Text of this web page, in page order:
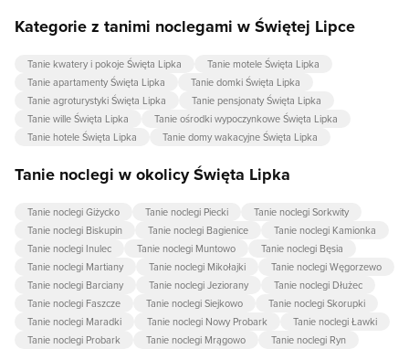
Kategorie z tanimi noclegami w Świętej Lipce
Tanie kwatery i pokoje Święta Lipka
Tanie motele Święta Lipka
Tanie apartamenty Święta Lipka
Tanie domki Święta Lipka
Tanie agroturystyki Święta Lipka
Tanie pensjonaty Święta Lipka
Tanie wille Święta Lipka
Tanie ośrodki wypoczynkowe Święta Lipka
Tanie hotele Święta Lipka
Tanie domy wakacyjne Święta Lipka
Tanie noclegi w okolicy Święta Lipka
Tanie noclegi Giżycko Tanie noclegi Piecki
Tanie noclegi Sorkwity
Tanie noclegi Biskupin
Tanie noclegi Bagienice
Tanie noclegi Kamionka
Tanie noclegi Inulec
Tanie noclegi Muntowo
Tanie noclegi Bęsia
Tanie noclegi Martiany
Tanie noclegi Mikołajki
Tanie noclegi Węgorzewo
Tanie noclegi Barciany
Tanie noclegi Jeziorany
Tanie noclegi Dłużec
Tanie noclegi Faszcze
Tanie noclegi Siejkowo
Tanie noclegi Skorupki
Tanie noclegi Maradki
Tanie noclegi Nowy Probark
Tanie noclegi Ławki
Tanie noclegi Probark
Tanie noclegi Mrągowo
Tanie noclegi Ryn